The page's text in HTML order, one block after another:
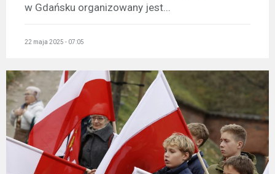
w Gdańsku organizowany jest...
22 maja 2025 - 07:05